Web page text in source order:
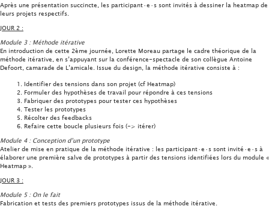
Après une présentation succincte, les participant·e·s sont invités à dessiner la heatmap de
leurs projets respectifs.
JOUR 2 :
Module 3 : Méthode itérative
En introduction de cette 2ème journée, Lorette Moreau partage le cadre théorique de la
méthode itérative, en s’appuyant sur la conférence-spectacle de son collègue Antoine
Defoort, camarade de L’amicale. Issue du design, la méthode itérative consiste à :
Identifier des tensions dans son projet (cf Heatmap)
Formuler des hypothèses de travail pour répondre à ces tensions
Fabriquer des prototypes pour tester ces hypothèses
Tester les prototypes
Récolter des feedbacks
Refaire cette boucle plusieurs fois (-> itérer)
Module 4 : Conception d’un prototype
Atelier de mise en pratique de la méthode itérative : les participant·e·s sont invité·e·s à
élaborer une première salve de prototypes à partir des tensions identifiées lors du module «
Heatmap ».
JOUR 3 :
Module 5 : On le fait
Fabrication et tests des premiers prototypes issus de la méthode itérative.